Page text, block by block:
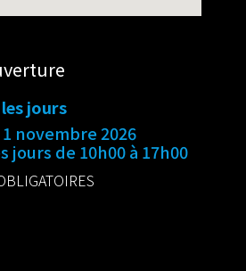
jours
1 novembre 2026
jours de 10h00 à 17h00